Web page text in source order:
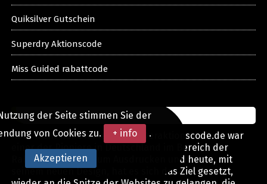
Quiksilver Gutschein
Superdry Aktionscode
Miss Guided rabattcode
Deraktionscode.de
Aber nicht nur Online-Shops! Deraktionscode.de war
einer der Pioniere in Deutschland im Bereich der
Rabattgutscheine zum Ausdrucken und heute, mit
seinem neuen Design, hat es sich das Ziel gesetzt,
der Seite stimmen Sie der
von Cookies zu.
+ info .
Akzeptieren